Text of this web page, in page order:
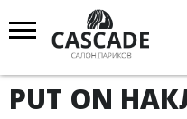
PUT ON